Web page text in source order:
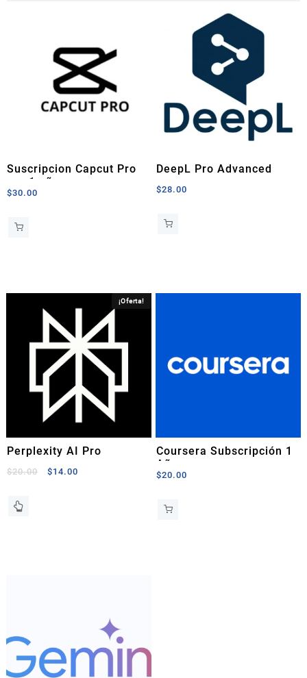
Suscripcion Capcut Pro
por 1 año
$30.00
DeepL Pro Advanced
$28.00
¡Oferta!
Perplexity AI Pro
$20.00
El
$14.00
Coursera Subscripción 1
Año
$20.00